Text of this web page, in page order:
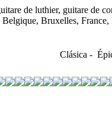
de luthier, guitare de
Belgique, Bruxelles,
Clásica -